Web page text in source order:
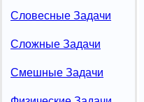
Словесные Задачи
Сложные Задачи
Смешные Задачи